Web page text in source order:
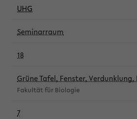
UHG
Seminarraum
18
Grüne Tafel, Fenster,
Fakultät für Biologie
7